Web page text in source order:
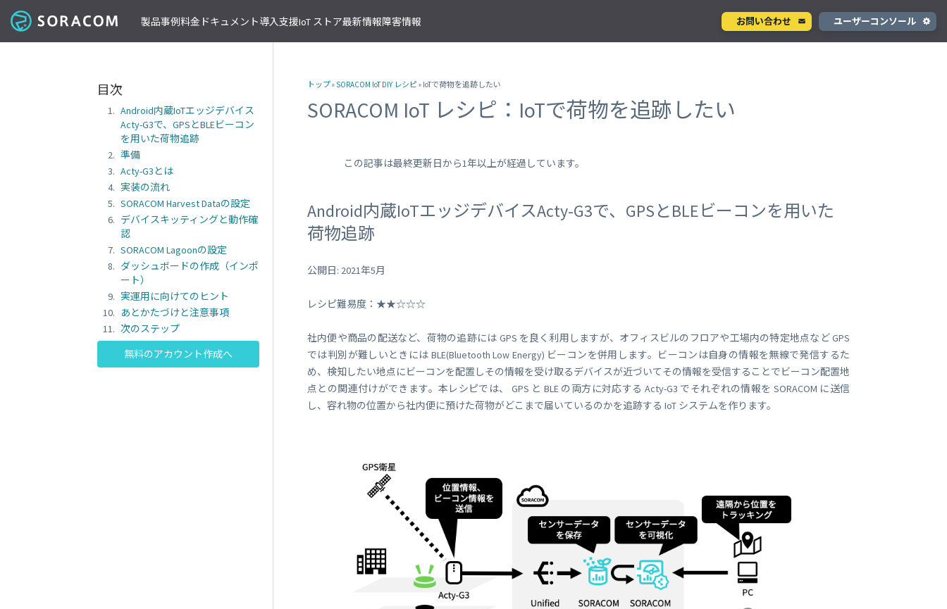
お問い合わせ ユーザーコンソール
製品事例料金 ドキュメント導入支援IoT ストア最新情報障害情報
セキュアリンクサービス
SORACOM 認定デバイス
動作確認済みモジュール一覧
専用ネットワークゲートウェイ
デバイスLAN接続
SORACOM Gate
オンデマンドリモートアクセス
オンデマンドパケットキャプチャ
データ転送支援
SORACOM Beam
クラウドリソースアダプタ
SORACOM Funk
データ収集・蓄積
インラインプロセッシング
SORACOM Orbit
メディア転送
SORACOM Relay
ローコード IoT アプリケーションビルダ
ー
ソラカメ
手軽に始められるクラウド型カメラ
SMS 送信サービス
Soracom Cloud SMS Delivery
多要素認証サービス
Soracom Cloud MFA
B to C
データ見える化
位置情報取得
稼働データ
すべての導入事例を見る
SORACOM 導入事例集
IoT活用で実現する新規収益モデル
前払いクーポン
請求書払いのご申請
リファレンスアーキテクチャ
IoTレシピ
資料ダウンロード一覧
デバイスパートナー
インテグレーションパートナー
テクノロジーパートナー
ソラコムのパートナーになる
SORACOM はじめてサポート
IoT プロジェクトの“壁打ち”支援
エンジニアリングサービス
ソラコムのサポート
IoT レシピ
ご注文方法
見積書作成
おすすめの IoT デバイス
1台で GPS と BLE ゲートウェイの2役
GPS マルチユニット
LTE-M Button for Enterprise
クラウド接続 IoT ボタン
LTE-M Button Plus
IoT SIM
組込み通信モジュール・アンテナ
センサー内蔵 IoT デバイス
GPS トラッカー
IoT パッケージソリューション
ニュースレターを購読する
SORACOM 公式ブログ
サービス更新情報
株式会社ソラコム Facebook ページ
SORACOM YouTube チャンネル
トップ» SORACOM IoT DIY レシピ » IoTで荷物を追跡したい
SORACOM IoT レシピ：IoTで荷物を追跡したい
この記事は最終更新日から1年以上が経過しています。
Android内蔵IoTエッジデバイスActy-G3で、GPSとBLEビーコンを用いた
荷物追跡
公開日: 2021年5月
レシピ難易度：★★☆☆☆
社内便や商品の配送など、荷物の追跡には GPS を良く利用しますが、オフィスビルのフロアや工場内の特定地点など GPS
では判別が難しいときには BLE(Bluetooth Low Energy) ビーコンを併用します。ビーコンは自身の情報を無線で発信するた
め、検知したい地点にビーコンを配置しその情報を受け取るデバイスが近づいてその情報を受信することでビーコン配置地
点との関連付けができます。本レシピでは、 GPS と BLE の両方に対応する Acty-G3 でそれぞれの情報を SORACOM に送信
し、容れ物の位置から社内便に預けた荷物がどこまで届いているのかを追跡する IoT システムを作ります。
目次
Android内蔵IoTエッジデバイス
Acty-G3で、GPSとBLEビーコン
を用いた荷物追跡
準備
Acty-G3とは
実装の流れ
SORACOM Harvest Dataの設定
デバイスキッティングと動作確
認
SORACOM Lagoonの設定
ダッシュボードの作成（インポ
ート）
実運用に向けてのヒント
あとかたづけと注意事項
次のステップ
無料のアカウント作成へ